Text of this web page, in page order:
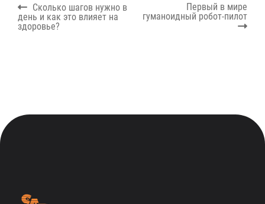
Навигация
по
записям
Previous
post:
Сколько шагов нужно в
день и как это влияет на
здоровье?
Next
post:
Первый в мире
гуманоидный робот-пилот